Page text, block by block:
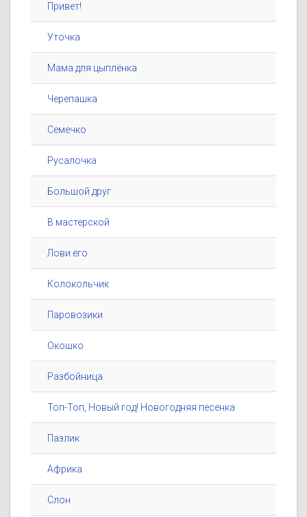
Привет!
Уточка
Мама для цыплёнка
Черепашка
Семечко
Русалочка
Большой друг
В мастерской
Лови его
Колокольчик
Паровозики
Окошко
Разбойница
Топ-Топ, Новый год! Новогодняя песенка
Пазлик
Африка
Слон